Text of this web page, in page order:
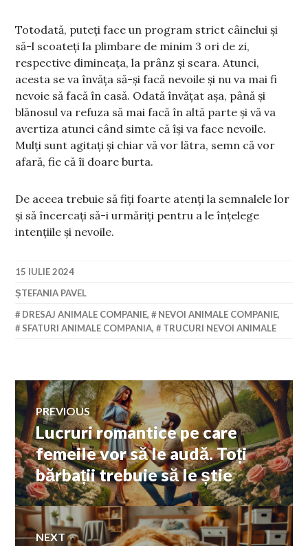
Totodată, puteți face un program strict câinelui și
să-l scoateți la plimbare de minim 3 ori de zi,
respective dimineața, la prânz și seara. Atunci,
acesta se va învăța să-și facă nevoile și nu va mai fi
nevoie să facă în casă. Odată învățat așa, până și
blănosul va refuza să mai facă în altă parte și vă va
avertiza atunci când simte că își va face nevoile.
Mulți sunt agitați și chiar vă vor lătra, semn că vor
afară, fie că îi doare burta.
De aceea trebuie să fiți foarte atenți la semnalele lor
și să încercați să-i urmăriți pentru a le înțelege
intențiile și nevoile.
15 IULIE 2024
ȘTEFANIA PAVEL
DRESAJ ANIMALE COMPANIE, NEVOI ANIMALE COMPANIE,
SFATURI ANIMALE COMPANIA, TRUCURI NEVOI ANIMALE
Navigare
în
articole
PREVIOUS
Previous
post:
Lucruri romantice pe care
femeile vor să le audă. Toți
bărbații trebuie să le știe
NEXT